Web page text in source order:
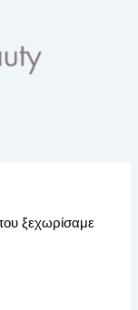
ξεχωρίσαμε